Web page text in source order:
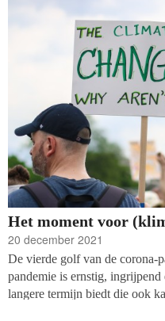
van legislatie op een rijtje, nog
Het moment voor
20 december 2021
De vierde golf van de corona-
pandemie is ernstig,
langere termijn biedt die ook